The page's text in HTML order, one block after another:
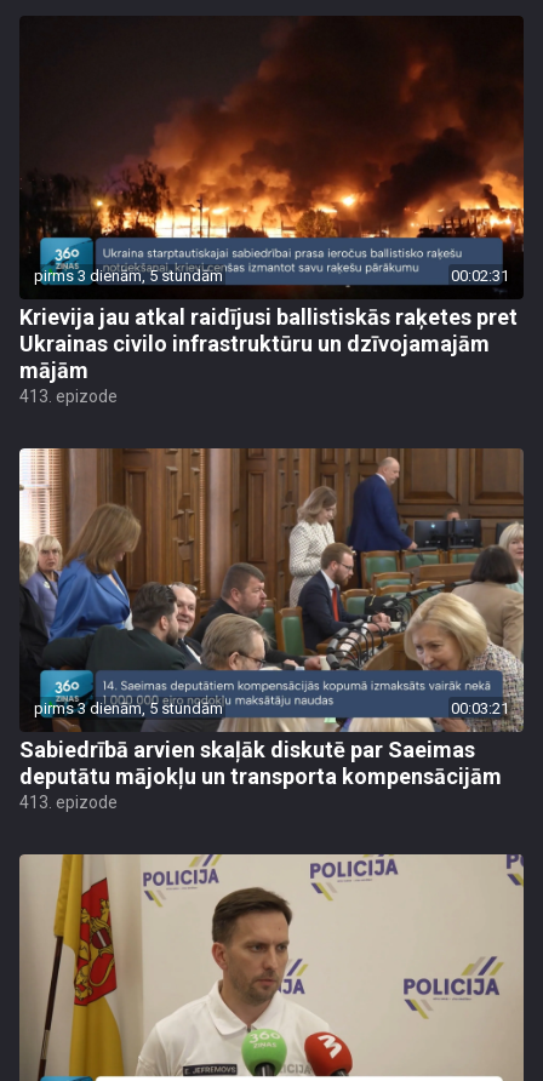
pirms 3 dienām, 5 stundām 00:02:31
Krievija jau atkal raidījusi ballistiskās raķetes pret
Ukrainas civilo infrastruktūru un dzīvojamajām
mājām
413. epizode
pirms 3 dienām, 5 stundām 00:03:21
Sabiedrībā arvien skaļāk diskutē par Saeimas
deputātu mājokļu un transporta kompensācijām
413. epizode